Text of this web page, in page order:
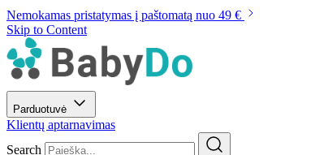
Nemokamas pristatymas į paštomatą nuo 49 €
Skip to Content
Parduotuvė
Klientų aptarnavimas
Search